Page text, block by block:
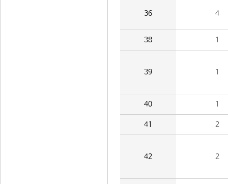
36 4
38 1
39 1
40 1
41 2
42 2